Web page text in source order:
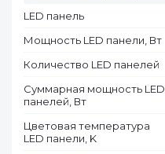
LED панель
Мощность LED панели, Вт
Количество LED панелей
Суммарная мощность LED
панелей, Вт
Цветовая температура
LED панели, K